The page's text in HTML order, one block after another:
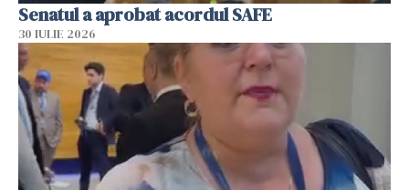
Senatul a aprobat acordul SAFE
30 IULIE 2026